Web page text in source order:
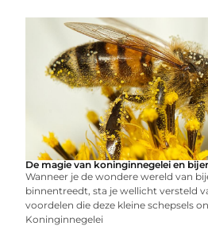
De magie van koninginnegelei en
Wanneer je de wondere wereld van
binnentreedt, sta je wellicht versteld
voordelen die deze kleine schepsels
Koninginnegelei